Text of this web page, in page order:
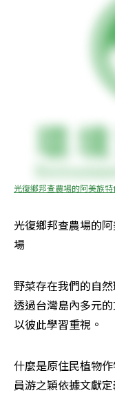
光復鄉邦查農場的阿美族
光復鄉邦查農場的
場
野菜存在我們的自
透過台灣島內多元
以彼此學習重視。
什麼是原住民植物
員游之穎依據文獻